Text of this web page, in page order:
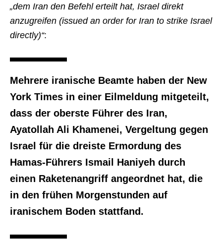
„dem Iran den Befehl erteilt hat, Israel direkt
anzugreifen (issued an order for Iran to strike Israel
directly)“:
Mehrere iranische Beamte haben der New
York Times in einer Eilmeldung mitgeteilt,
dass der oberste Führer des Iran,
Ayatollah Ali Khamenei, Vergeltung gegen
Israel für die dreiste Ermordung des
Hamas-Führers Ismail Haniyeh durch
einen Raketenangriff angeordnet hat, die
in den frühen Morgenstunden auf
iranischem Boden stattfand.